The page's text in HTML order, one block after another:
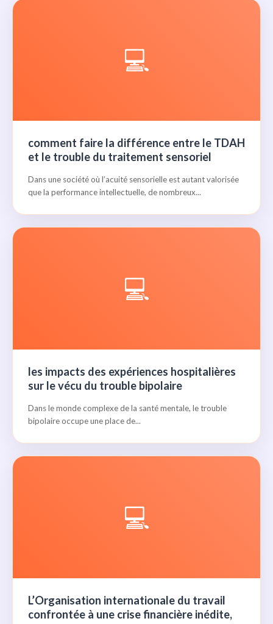
💻
comment faire la différence entre le TDAH
et le trouble du traitement sensoriel
Dans une société où l’acuité sensorielle est autant valorisée
que la performance intellectuelle, de nombreux...
💻
les impacts des expériences hospitalières
sur le vécu du trouble bipolaire
Dans le monde complexe de la santé mentale, le trouble
bipolaire occupe une place de...
💻
L’Organisation internationale du travail
confrontée à une crise financière inédite,